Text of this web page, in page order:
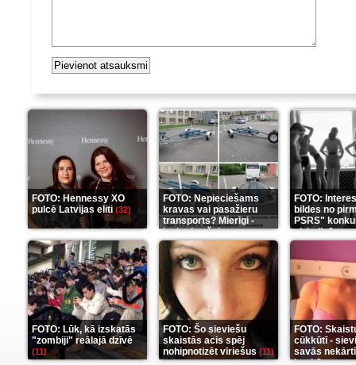
FOTO: Hennessy XO
pulcē Latvijas eliti(32)
FOTO: Nepieciešams
kravas vai pasažieru
transports? Mierīgi -
ieskaties šeit(35)
FOTO:
bildes no
PSRS"
aizkulisēm
FOTO: Lūk, kā izskatās
"zombiji" reālajā dzīvē
(11)
FOTO: Šo sieviešu
skaistās acis spēj
nohipnotizēt vīriešus (11)
FOTO:
cūkkūtī -
savās
istabās(12)